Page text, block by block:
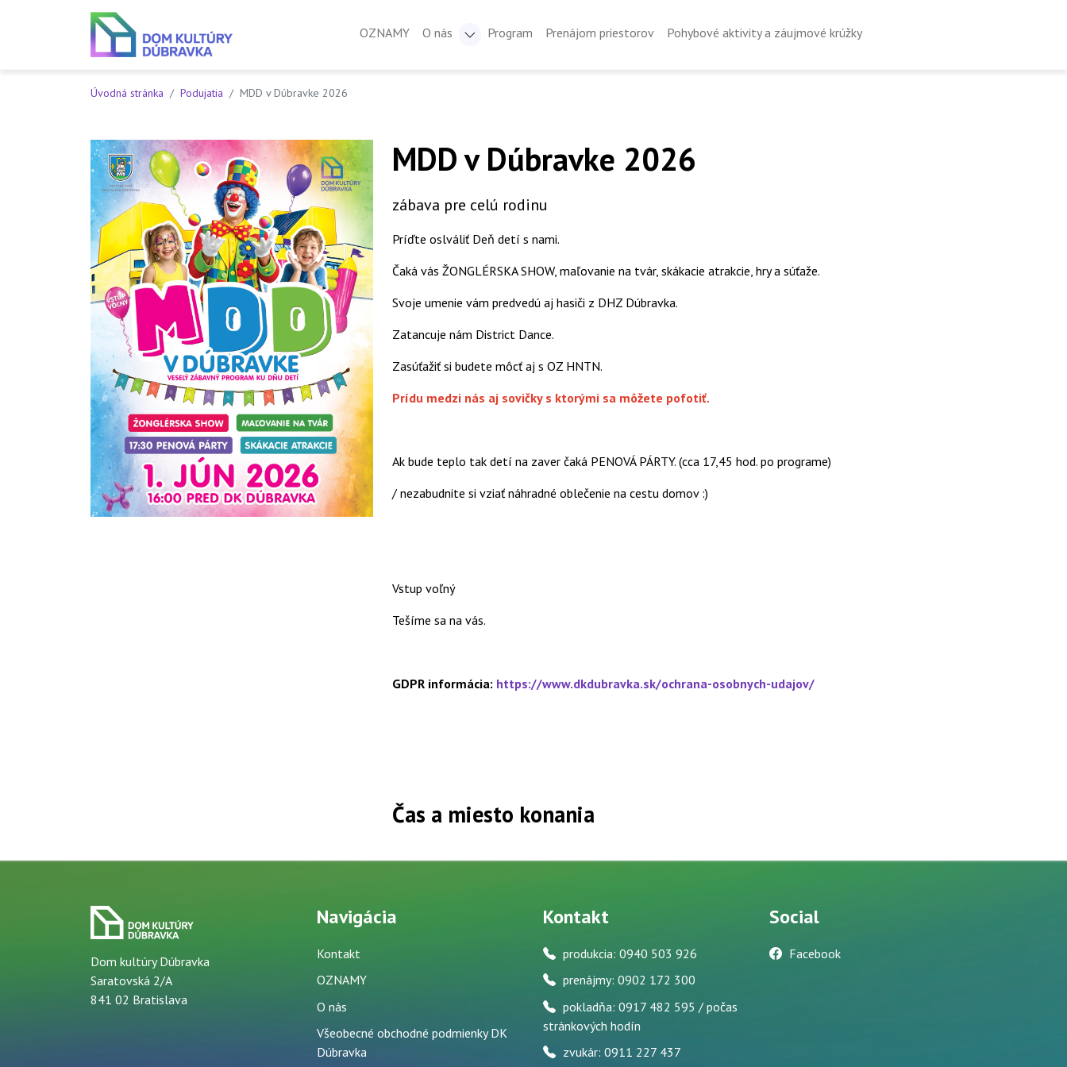
Preskočiť na obsah
Preskočiť na hlavné menu
OZNAMY
O nás Program Prenájom priestorov Pohybové aktivity a záujmové krúžky
Úvodná stránka Podujatia MDD v Dúbravke 2026
MDD v Dúbravke 2026
zábava pre celú rodinu
Príďte oslváliť Deň detí s nami.
Čaká vás ŽONGLÉRSKA SHOW, maľovanie na tvár, skákacie atrakcie, hry a súťaže.
Svoje umenie vám predvedú aj hasiči z DHZ Dúbravka.
Zatancuje nám District Dance.
Zasúťažiť si budete môcť aj s OZ HNTN.
Prídu medzi nás aj sovičky s ktorými sa môžete pofotiť.
Ak bude teplo tak detí na zaver čaká PENOVÁ PÁRTY. (cca 17,45 hod. po programe)
/ nezabudnite si vziať náhradné oblečenie na cestu domov :)
Vstup voľný
Tešíme sa na vás.
GDPR informácia: https://www.dkdubravka.sk/ochrana-osobnych-udajov/
Čas a miesto konania
Dom kultúry Dúbravka
Saratovská 2/A
841 02 Bratislava
Navigácia
Kontakt
OZNAMY
O nás
Všeobecné obchodné podmienky DK
Dúbravka
Kontakt
produkcia: 0940 503 926
prenájmy: 0902 172 300
pokladňa: 0917 482 595 / počas
stránkových hodín
zvukár: 0911 227 437
Social
Facebook